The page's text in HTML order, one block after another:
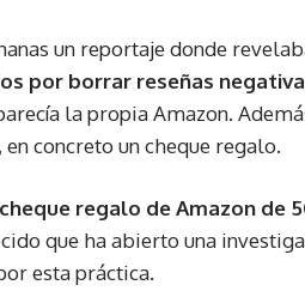
un reportaje donde
por borrar reseñas
la propia Amazon.
concreto un cheque regalo.
regalo de Amazon de
que ha abierto una
esta práctica.